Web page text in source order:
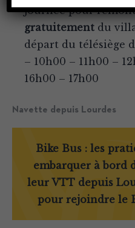
journée pour
gratuitement du
départ du télésiège
– 10h00 – 11h00 –
16h00 – 17h00
Navette depuis Lourdes
Bike Bus : les
embarquer à bord
leur VTT depuis
pour rejoindre le